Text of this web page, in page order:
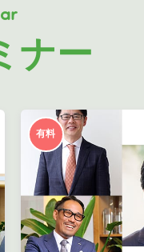
ナー
有料